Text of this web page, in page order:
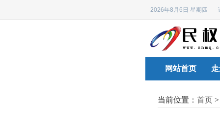
2026年8月6日 星期四
网站首页
当前位置： 首页